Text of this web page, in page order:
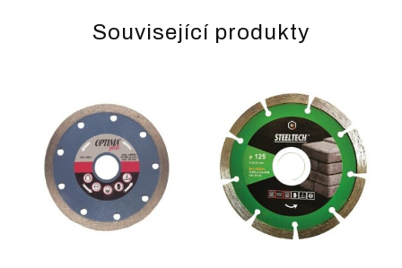
Související produkty